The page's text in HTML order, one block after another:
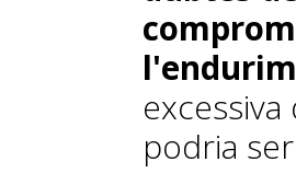
podria